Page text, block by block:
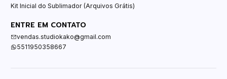
Kit Inicial do Sublimador (Arquivos Grátis)
ENTRE EM CONTATO
vendas.studiokako@gmail.com
5511950358667